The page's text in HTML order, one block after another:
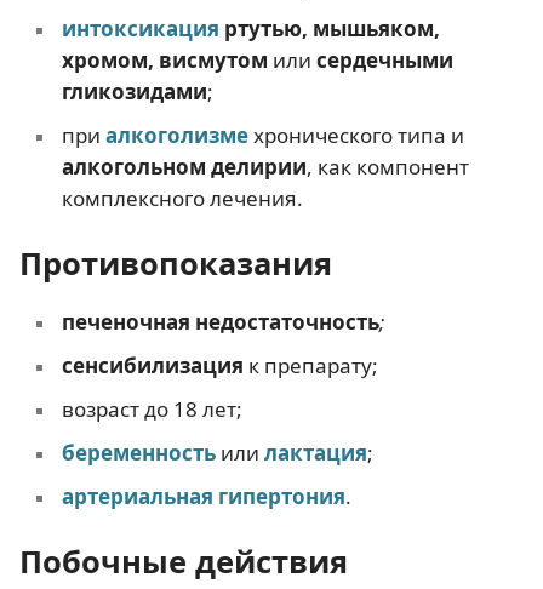
интоксикация ртутью, мышьяком,
хромом, висмутом или сердечными
гликозидами;
при алкоголизмехронического типа и
алкогольном делирии, как компонент
комплексного лечения.
Противопоказания
печеночная недостаточность;
сенсибилизация к препарату;
возраст до 18 лет;
беременностьили лактация;
артериальная гипертония.
Побочные действия